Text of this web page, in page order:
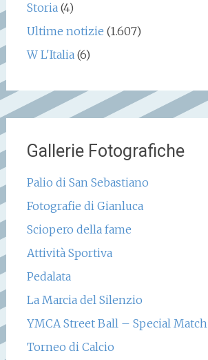
Storia(4)
Ultime notizie (1.607)
W L'Italia(6)
Gallerie Fotografiche
Palio di San Sebastiano
Fotografie di Gianluca
Sciopero della fame
Attività Sportiva
Pedalata
La Marcia del Silenzio
YMCA Street Ball – Special Match
Torneo di Calcio